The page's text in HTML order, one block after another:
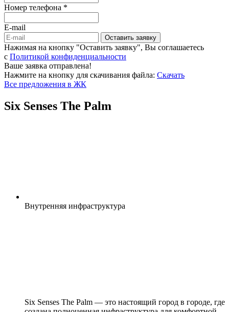
Номер телефона *
E-mail
Оставить заявку
Нажимая на кнопку "Оставить заявку", Вы соглашаетесь
c Политикой конфиденциальности
Ваше заявка отправлена!
Нажмите на кнопку для скачивания файла: Скачать
Все предложения в ЖК
Six Senses The Palm
Внутренняя инфраструктура
Six Senses The Palm — это настоящий город в городе, где